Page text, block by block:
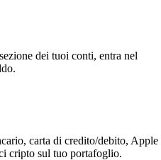
dei tuoi conti, entra nel
carta di credito/debito, Apple
cripto sul tuo portafoglio.